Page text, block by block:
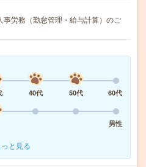
事労務（勤怠管理・給与計算）のご
40代 50代
60代
男性
っと見る